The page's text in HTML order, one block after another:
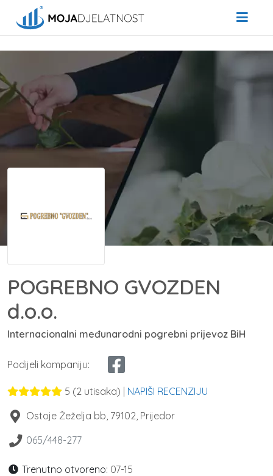
POGREBNO GVOZDEN
d.o.o.
Internacionalni međunarodni pogrebni prijevoz BiH
Podijeli kompaniju:
5 (2 utisaka) | NAPIŠI RECENZIJU
Ostoje Žeželja bb 79102 Prijedor
065/448-277
Trenutno otvoreno: 07-15